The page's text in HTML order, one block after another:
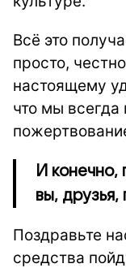
Всё это
просто,
настоящему
что мы
​​​​​​​И конечно,
вы,
Поздравьте
средства